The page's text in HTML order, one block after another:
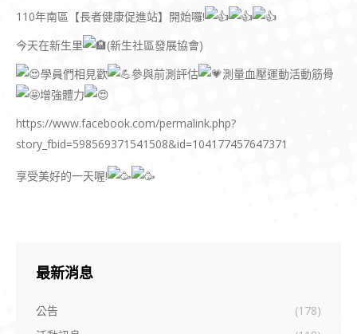
110年南區【長者健康促進站】開始囉!
今天在新生里
(新生社區發展協會)
學員們相見歡
參與前測評估
測量血壓運動活動筋骨
增強體力
https://www.facebook.com/permalink.php?
story_fbid=598569371541508&id=104177457647371
享受美好的一天喔!
最新消息
公告
(178)